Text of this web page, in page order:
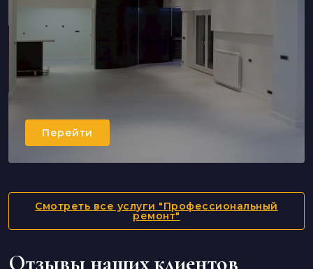
Перейти
Капитальный ремонт Перейти
Смотреть все услуги "Профессиональный
ремонт"
Отзывы наших клиентов